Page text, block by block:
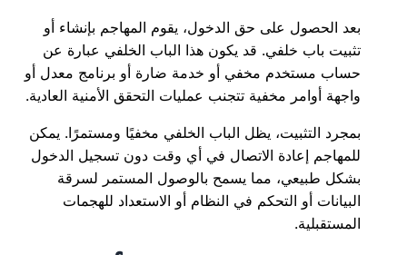
بعد الحصول على حق الدخول، يقوم المهاجم بإنشاء أو
تثبيت باب خلفي. قد يكون هذا الباب الخلفي عبارة عن
حساب مستخدم مخفي أو خدمة ضارة أو برنامج معدل أو
واجهة أوامر مخفية تتجنب عمليات التحقق الأمنية العادية.
بمجرد التثبيت، يظل الباب الخلفي مخفيًا ومستمرًا. يمكن
للمهاجم إعادة الاتصال في أي وقت دون تسجيل الدخول
بشكل طبيعي، مما يسمح بالوصول المستمر لسرقة
البيانات أو التحكم في النظام أو الاستعداد للهجمات
المستقبلية.